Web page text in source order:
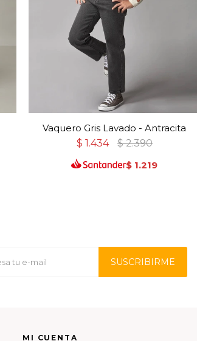
Vaquero Gris Lavado - Antracita
$ 1.434 $ 2.390
$ 1.219
MI CUENTA
SUSCRIBIRME